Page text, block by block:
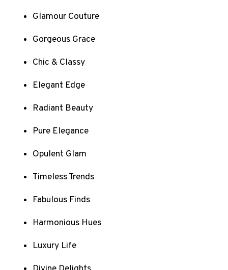
Glamour Couture
Gorgeous Grace
Chic & Classy
Elegant Edge
Radiant Beauty
Pure Elegance
Opulent Glam
Timeless Trends
Fabulous Finds
Harmonious Hues
Luxury Life